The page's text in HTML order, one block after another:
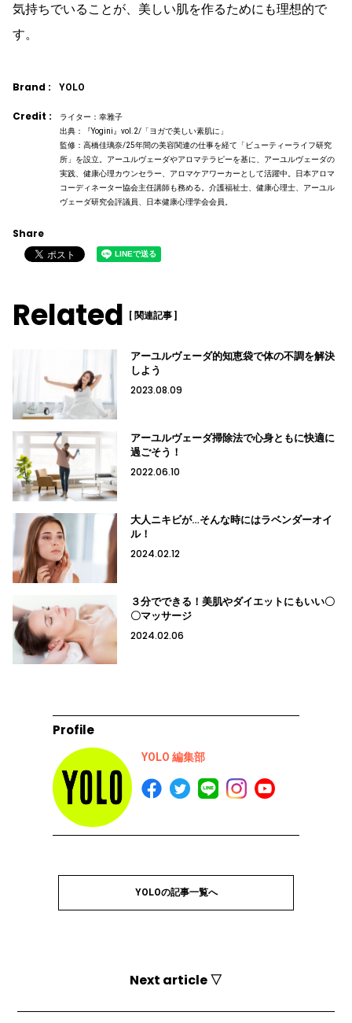
気持ちでいることが、美しい肌を作るためにも理想的で
す。
Brand : YOLO
Credit :
ライター：幸雅子
出典：『Yogini』vol.2/「ヨガで美しい素肌に」
監修：高橋佳璃奈/25年間の美容関連の仕事を経て「ビューティーライフ研究
所」を設立。アーユルヴェーダやアロマテラピーを基に、アーユルヴェーダの
実践、健康心理カウンセラー、アロマケアワーカーとして活躍中。日本アロマ
コーディネーター協会主任講師も務める。介護福祉士、健康心理士、アーユル
ヴェーダ研究会評議員、日本健康心理学会会員。
Share
Related [ 関連記事 ]
アーユルヴェーダ的知恵袋で体の不調を解決
しよう
2023.08.09
アーユルヴェーダ掃除法で心身ともに快適に
過ごそう！
2022.06.10
大人ニキビが…そんな時にはラベンダーオイ
ル！
2024.02.12
３分でできる！美肌やダイエットにもいい〇
〇マッサージ
2024.02.06
Profile
YOLO 編集部
YOLOの記事一覧へ
Next article ▽